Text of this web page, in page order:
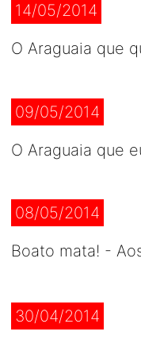
14/05/2014
O Araguaia que
09/05/2014
O Araguaia que
08/05/2014
Boato mata! -
30/04/2014